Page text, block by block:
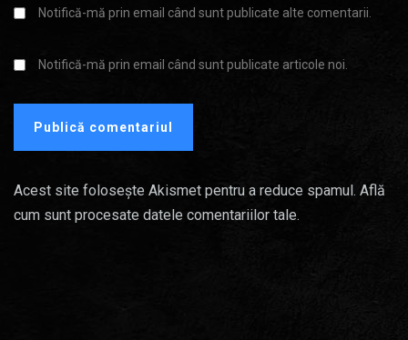
Notifică-mă prin email când sunt publicate alte comentarii.
Notifică-mă prin email când sunt publicate articole noi.
Acest site folosește Akismet pentru a reduce spamul. Află
cum sunt procesate datele comentariilor tale.